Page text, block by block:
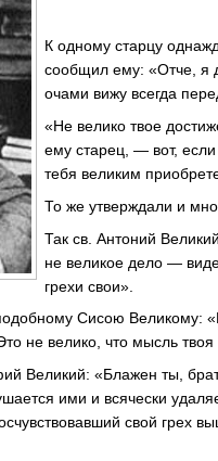
К одному старцу
сообщил ему: «Отче, я
очами вижу всегда
«Не велико твое
ему старец, — вот,
тебя великим
То же утверждали и
Так св. Антоний
не великое дело —
грехи свои».
Сисою Великому:
не велико, что мысль
Великий: «Блажен ты,
ими и всячески
свой грех